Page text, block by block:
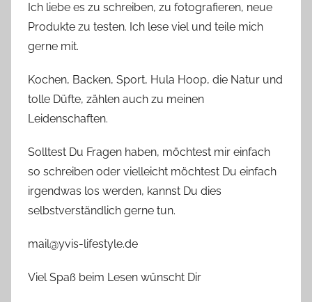
Ich liebe es zu schreiben, zu fotografieren, neue
Produkte zu testen. Ich lese viel und teile mich
gerne mit.
Kochen, Backen, Sport, Hula Hoop, die Natur und
tolle Düfte, zählen auch zu meinen
Leidenschaften.
Solltest Du Fragen haben, möchtest mir einfach
so schreiben oder vielleicht möchtest Du einfach
irgendwas los werden, kannst Du dies
selbstverständlich gerne tun.
mail@yvis-lifestyle.de
Viel Spaß beim Lesen wünscht Dir